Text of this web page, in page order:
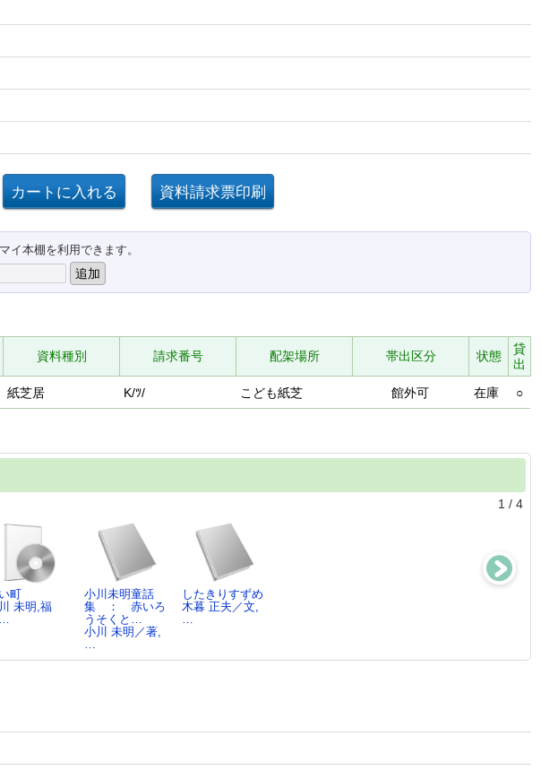
イ本棚を利用できます。
資料種別 請求番号 配架場所 帯出区分 状態
貸
出
紙芝居 K/ﾂ/ こども紙芝 館外可 在庫 ○
1 / 4
町
未明,福
小川未明童話
集 ： 赤いろ
うそくと…
小川 未明／著,
…
したきりすずめ
木暮 正夫／文,
…